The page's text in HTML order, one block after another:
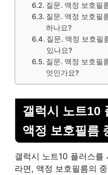
질문. 액정 보호필
질문. 액정 보호필
하나요?
질문. 액정 보호필
있나요?
질문. 액정 보호필
엇인가요?
갤럭시 노트10
액정 보호필름
갤럭시 노트10 플러스를
라면, 액정 보호필름의